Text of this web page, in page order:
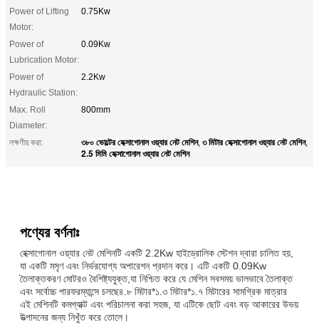
Power of Lifting
Motor:
0.75Kw
Power of
Lubrication Motor:
0.09Kw
Power of
Hydraulic Station:
2.2Kw
Max. Roll
Diameter:
800mm
লক্ষণীয় করা: ৩৮০ ভোল্টের হেক্সাগোনাল ওয়্যার নেট মেশিন, ৩ মিটার হেক্সাগোনাল ওয়্যার নেট মেশিন,
2.5 মিমি হেক্সাগোনাল ওয়্যার নেট মেশিন
পণ্যের বর্ণনাঃ
হেক্সাগোনাল ওয়্যার নেট মেশিনটি একটি 2.2Kw হাইড্রোলিক স্টেশন দ্বারা চালিত হয়,
যা একটি মসৃণ এবং নির্ভরযোগ্য অপারেশন প্রদান করে। এটি একটি 0.09Kw
তৈলাক্তকরণ মোটরও বৈশিষ্ট্যযুক্ত,যা নিশ্চিত করে যে মেশিন সবসময় ভালভাবে তৈলাক্ত
এবং সর্বোচ্চ পারফরম্যান্সে চলছে৪.৮ মিটার*১.৩ মিটার*১.৭ মিটারের সামগ্রিক মাত্রার
এই মেশিনটি কমপ্যাক্ট এবং পরিচালনা করা সহজ, যা এটিকে ছোট এবং বড় আকারের উভয়
উত্পাদনের জন্য নিখুঁত করে তোলে।